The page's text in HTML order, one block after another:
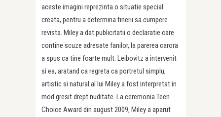
aceste imagini reprezinta o situatie special
creata, pentru a determina tinerii sa cumpere
revista. Miley a dat publicitatii o declaratie care
contine scuze adresate fanilor, la parerea carora
a spus ca tine foarte mult. Leibovitz a intervenit
si ea, aratand ca regreta ca portretul simplu,
artistic si natural al lui Miley a fost interpretat in
mod gresit drept nuditate. La ceremonia Teen
Choice Award din august 2009, Miley a aparut